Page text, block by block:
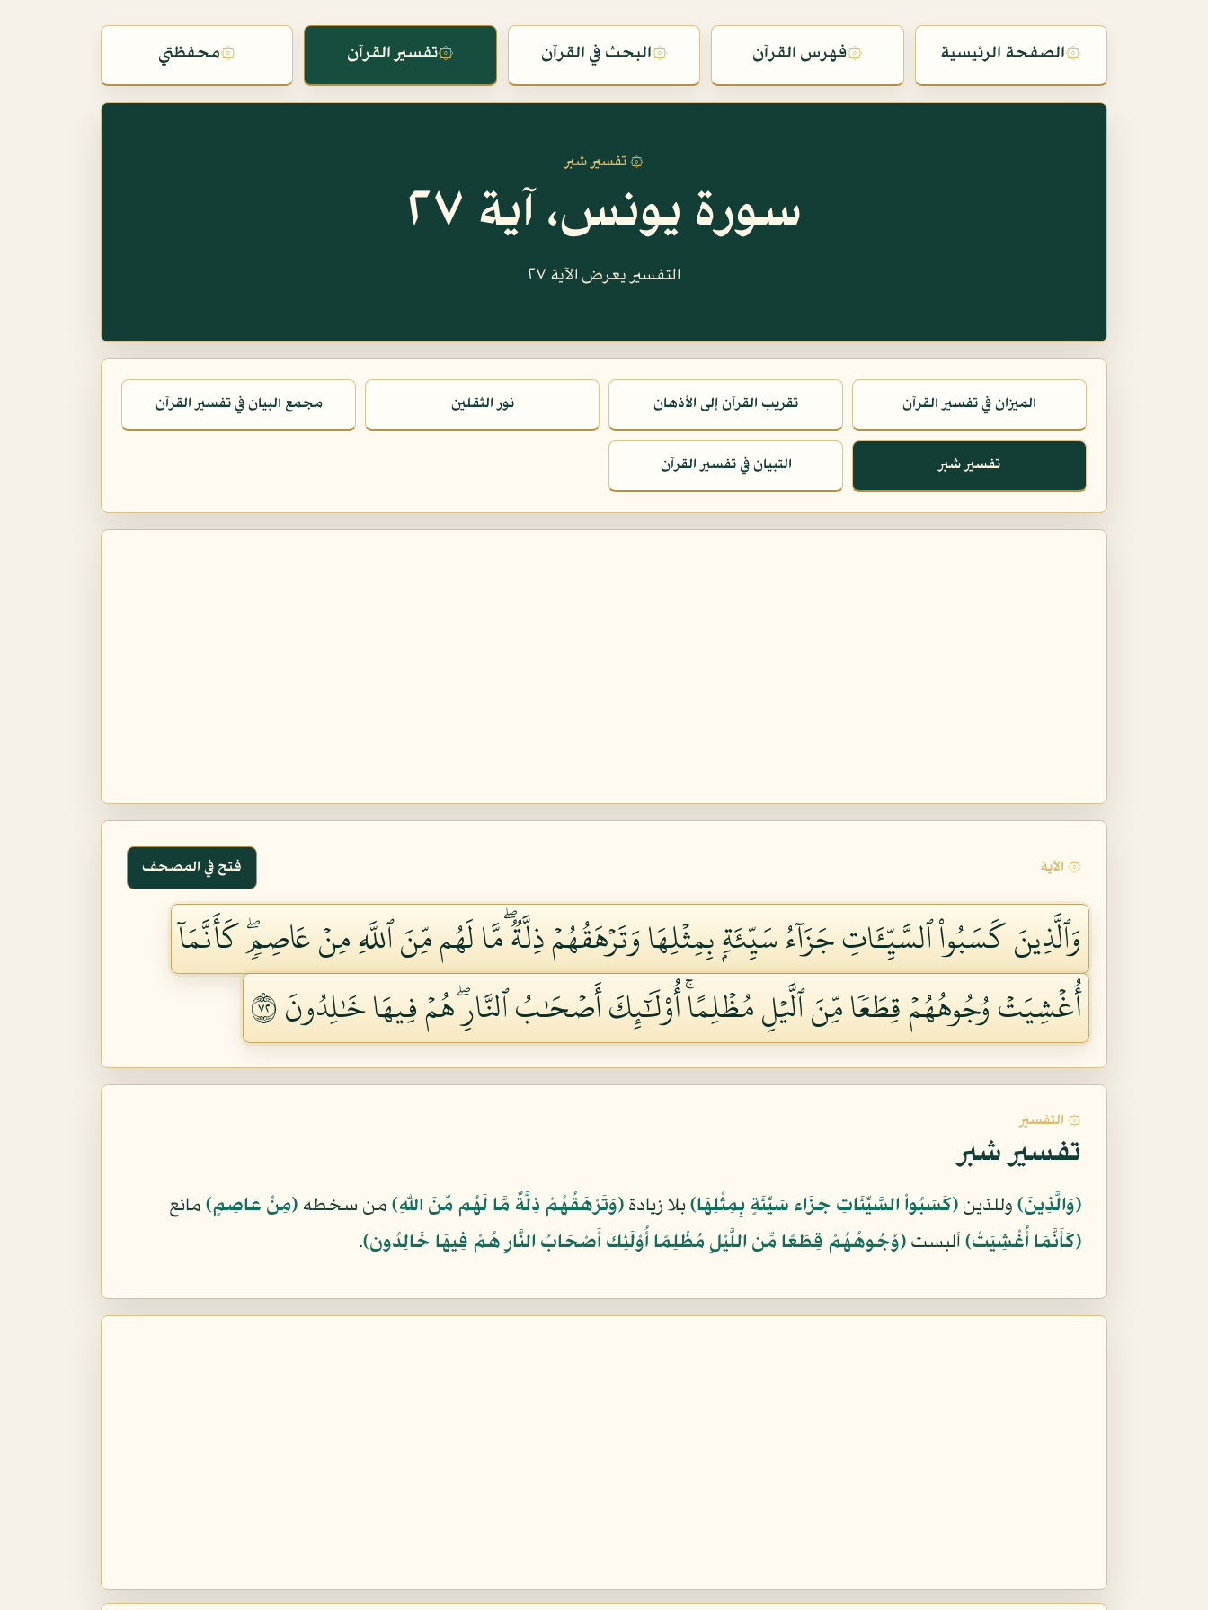
۞الصفحة الرئيسية ۞فهرس القرآن ۞البحث في القرآن ۞تفسير القرآن ۞محفظتي
۞ تفسير شبر
سورة يونس، آية ٢٧
التفسير يعرض الآية ٢٧
الميزان في تفسير القرآن تقريب القرآن إلى الأذهان نور الثقلين مجمع البيان في تفسير القرآن
تفسير شبر التبيان في تفسير القرآن
۞ الآية فتح في المصحف
وَٱلَّذِينَ كَسَبُواْ ٱلسَّيِّـَٔاتِ جَزَآءُ سَيِّئَةِۭ بِمِثۡلِهَا وَتَرۡهَقُهُمۡ ذِلَّةٞۖ مَّا لَهُم مِّنَ ٱللَّهِ مِنۡ عَاصِمٖۖ كَأَنَّمَآ
أُغۡشِيَتۡ وُجُوهُهُمۡ قِطَعٗا مِّنَ ٱلَّيۡلِ مُظۡلِمًاۚ أُوْلَٰٓئِكَ أَصۡحَٰبُ ٱلنَّارِۖ هُمۡ فِيهَا خَٰلِدُونَ ٢٧
۞ التفسير
تفسير شبر
﴿وَالَّذِينَ﴾ وللذين ﴿كَسَبُواْ السَّيِّئَاتِ جَزَاء سَيِّئَةٍ بِمِثْلِهَا﴾بلا زيادة ﴿وَتَرْهَقُهُمْ ذِلَّةٌ مَّا لَهُم مِّنَ اللّهِ﴾ من سخطه ﴿مِنْ عَاصِمٍ﴾ مانع
﴿كَأَنَّمَا أُغْشِيَتْ﴾ ألبست ﴿وُجُوهُهُمْ قِطَعًا مِّنَ اللَّيْلِ مُظْلِمًا أُوْلَئِكَ أَصْحَابُ النَّارِ هُمْ فِيهَا خَالِدُونَ﴾.